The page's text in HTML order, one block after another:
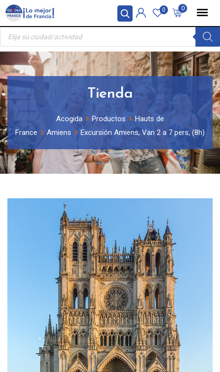
Panel de gestión de cookies
Skip
content
0
0
Búsqueda
productos
Tienda
Acogida Productos
Hauts de
France
Amiens Excursión Amiens, Van 2 a 7 pers, (8h)